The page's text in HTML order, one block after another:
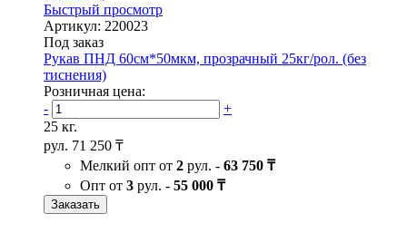
Быстрый просмотр
Артикул: 220023
Под заказ
Рукав ПНД 60см*50мкм, прозрачный 25кг/рол. (без
тиснения)
Розничная цена:
-
+
25 кг.
рул. 71 250 ₸
Мелкий опт от 2 рул. - 63 750 ₸
Опт от 3 рул. - 55 000 ₸
Заказать